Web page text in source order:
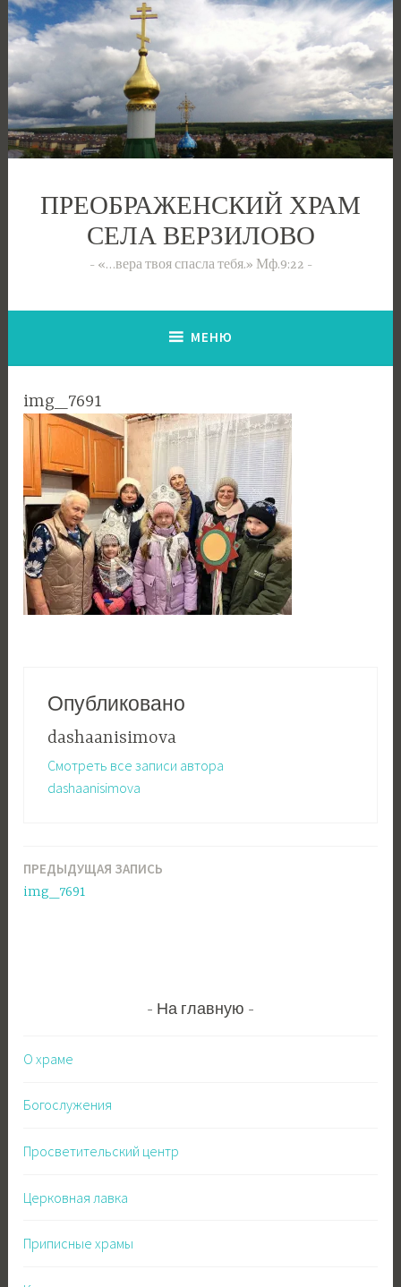
Перейти
к
содержимому
ПРЕОБРАЖЕНСКИЙ ХРАМ
СЕЛА ВЕРЗИЛОВО
«…вера твоя спасла тебя.» Мф.9:22
МЕНЮ
img_7691
Опубликовано
dashaanisimova
Смотреть все записи автора
dashaanisimova
Навигация
по
ПРЕДЫДУЩАЯ ЗАПИСЬ
img_7691
На главную
О храме
Богослужения
Просветительский центр
Церковная лавка
Приписные храмы